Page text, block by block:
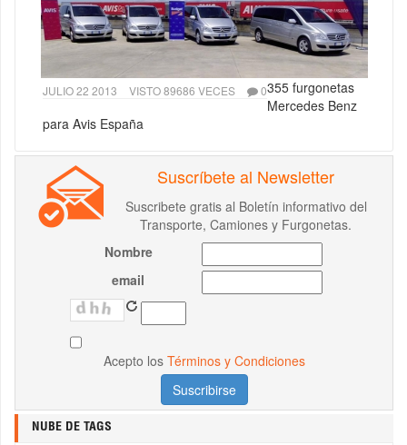
JULIO 22 2013 VISTO 89686 VECES 0355 furgonetas
Mercedes Benz
para Avis España
Suscríbete al Newsletter
Suscribete gratis al Boletín informativo del
Transporte, Camiones y Furgonetas.
Nombre
email
Acepto los Términos y Condiciones
NUBE DE TAGS